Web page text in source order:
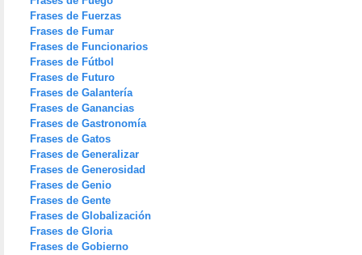
Frases de Fuerzas
Frases de Fumar
Frases de Funcionarios
Frases de Fútbol
Frases de Futuro
Frases de Galantería
Frases de Ganancias
Frases de Gastronomía
Frases de Gatos
Frases de Generalizar
Frases de Generosidad
Frases de Genio
Frases de Gente
Frases de Globalización
Frases de Gloria
Frases de Gobierno